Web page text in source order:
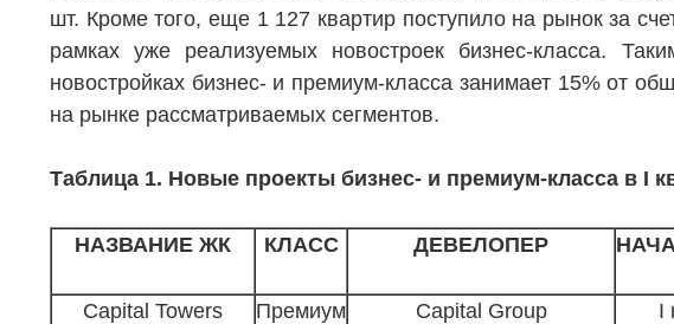
шт. Кроме того, еще 1 127 квартир поступило на рынок за
рамках уже реализуемых новостроек бизнес-класса.
новостройках бизнес- и премиум-класса занимает 15% от
на рынке рассматриваемых сегментов.
Таблица 1. Новые проекты бизнес- и премиум-класса в I
НАЗВАНИЕ ЖК КЛАСС ДЕВЕЛОПЕР
Capital Towers Премиум Capital Group I